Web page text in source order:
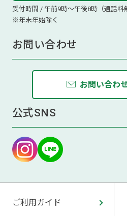
受付時間 / 午前9時～午後8時（通話料
※年末年始除く
お問い合わせ
お問い合わ
公式SNS
ご利用ガイド